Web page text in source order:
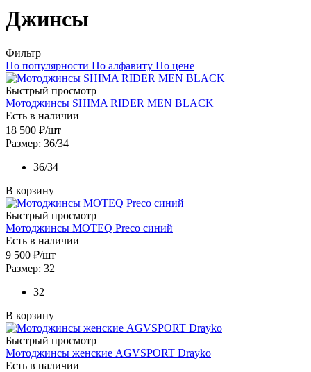
Джинсы
Фильтр
По популярности По алфавиту По цене
Быстрый просмотр
Мотоджинсы SHIMA RIDER MEN BLACK
Есть в наличии
18 500 ₽/шт
Размер: 36/34
36/34
В корзину
Быстрый просмотр
Мотоджинсы MOTEQ Preco синий
Есть в наличии
9 500 ₽/шт
Размер: 32
32
В корзину
Быстрый просмотр
Мотоджинсы женские AGVSPORT Drayko
Есть в наличии